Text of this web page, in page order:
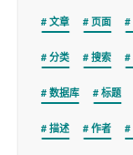
文章 页面
分类 搜索
数据库 标题
描述 作者